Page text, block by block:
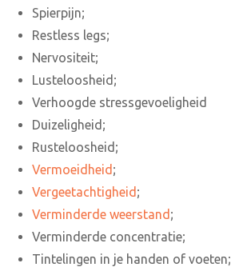
Spierpijn;
Restless legs;
Nervositeit;
Lusteloosheid;
Verhoogde stressgevoeligheid
Duizeligheid;
Rusteloosheid;
Vermoeidheid ;
Vergeetachtigheid ;
Verminderde weerstand ;
Verminderde concentratie;
Tintelingen in je handen of voeten;